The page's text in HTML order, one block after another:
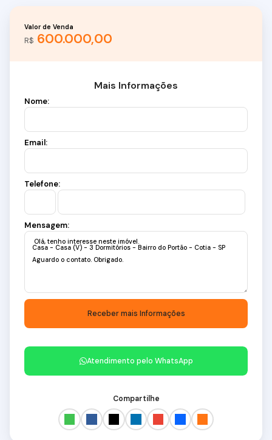
R$ 600.000,00
Valor de Venda
Mais Informações
Nome:
Email:
Telefone:
Mensagem:
Atendimento pelo WhatsApp
Compartilhe